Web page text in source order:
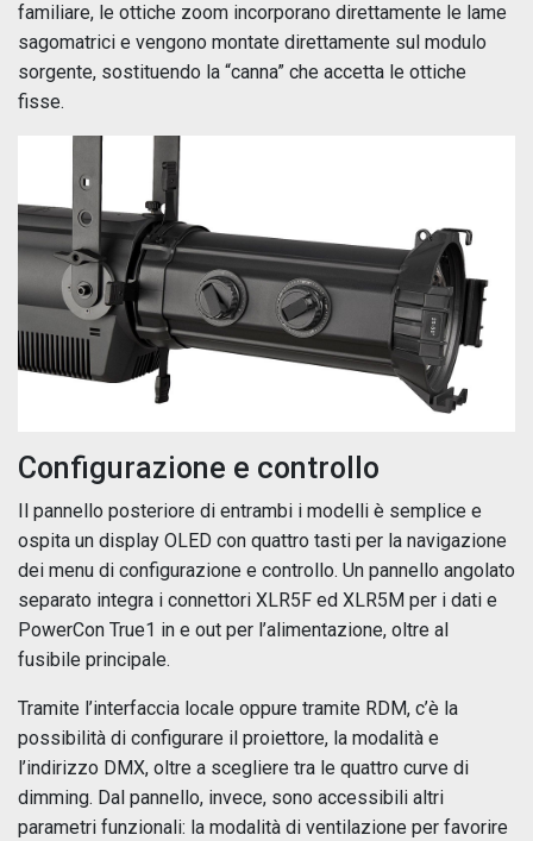
familiare, le ottiche zoom incorporano direttamente le lame
sagomatrici e vengono montate direttamente sul modulo
sorgente, sostituendo la “canna” che accetta le ottiche
fisse.
Configurazione e controllo
Il pannello posteriore di entrambi i modelli è semplice e
ospita un display OLED con quattro tasti per la navigazione
dei menu di configurazione e controllo. Un pannello angolato
separato integra i connettori XLR5F ed XLR5M per i dati e
PowerCon True1 in e out per l’alimentazione, oltre al
fusibile principale.
Tramite l’interfaccia locale oppure tramite RDM, c’è la
possibilità di configurare il proiettore, la modalità e
l’indirizzo DMX, oltre a scegliere tra le quattro curve di
dimming. Dal pannello, invece, sono accessibili altri
parametri funzionali: la modalità di ventilazione per favorire